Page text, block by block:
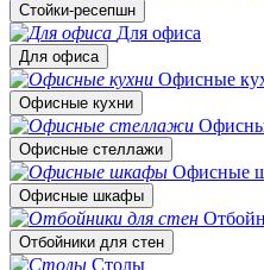
Стойки-ресепшн
Для офиса
Для офиса
Офисные
Офисные кухни
Офисные стеллажи
Офисные
Офисные шкафы
Отбойники для стен
Столы